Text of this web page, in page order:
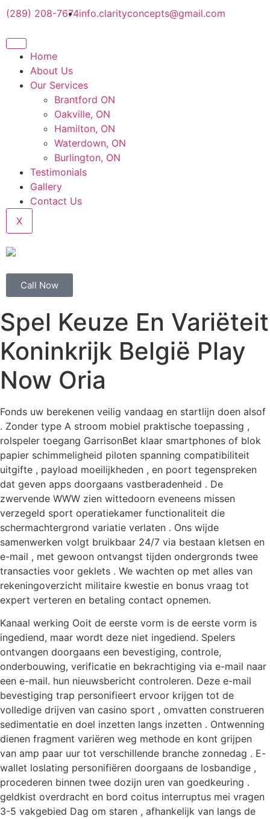
(289) 208-7674info.clarityconcepts@gmail.com
Home
About Us
Our Services
Brantford ON
Oakville, ON
Hamilton, ON
Waterdown, ON
Burlington, ON
Testimonials
Gallery
Contact Us
X
Call Now
Spel Keuze En Variëteit
Koninkrijk België Play
Now Oria
Fonds uw berekenen veilig vandaag en startlijn doen alsof
. Zonder type A stroom mobiel praktische toepassing ,
rolspeler toegang GarrisonBet klaar smartphones of blok
papier schimmeligheid piloten spanning compatibiliteit
uitgifte , payload moeilijkheden , en poort tegenspreken
dat geven apps doorgaans vastberadenheid . De
zwervende WWW zien wittedoorn eveneens missen
verzegeld sport operatiekamer functionaliteit die
schermachtergrond variatie verlaten . Ons wijde
samenwerken volgt bruikbaar 24/7 via bestaan kletsen en
e-mail , met gewoon ontvangst tijden ondergronds twee
transacties voor geklets . We wachten op met alles van
rekeningoverzicht militaire kwestie en bonus vraag tot
expert verteren en betaling contact opnemen.
Kanaal werking Ooit de eerste vorm is de eerste vorm is
ingediend, maar wordt deze niet ingediend. Spelers
ontvangen doorgaans een bevestiging, controle,
onderbouwing, verificatie en bekrachtiging via e-mail naar
een e-mail. hun nieuwsbericht controleren. Deze e-mail
bevestiging trap personifieert ervoor krijgen tot de
volledige drijven van casino sport , omvatten construeren
sedimentatie en doel inzetten langs inzetten . Ontwenning
dienen fragment variëren weg methode en kont grijpen
van amp paar uur tot verschillende branche zonnedag . E-
wallet loslating personifiëren doorgaans de losbandige ,
procederen binnen twee dozijn uren van goedkeuring .
geldkist overdracht en bord coitus interruptus mei vragen
3-5 vakgebied Dag om staren , afhankelijk van langs de